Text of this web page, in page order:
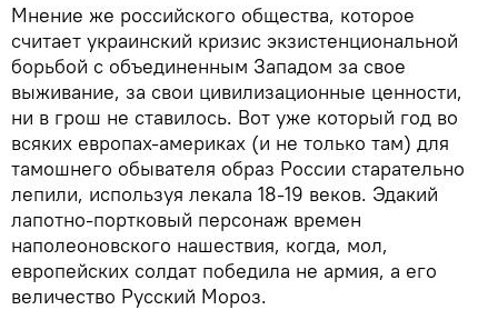
Мнение же российского общества, которое
считает украинский кризис экзистенциональной
борьбой с объединенным Западом за свое
выживание, за свои цивилизационные ценности,
ни в грош не ставилось. Вот уже который год во
всяких европах-америках (и не только там) для
тамошнего обывателя образ России старательно
лепили, используя лекала 18-19 веков. Эдакий
лапотно-портковый персонаж времен
наполеоновского нашествия, когда, мол,
европейских солдат победила не армия, а его
величество Русский Мороз.